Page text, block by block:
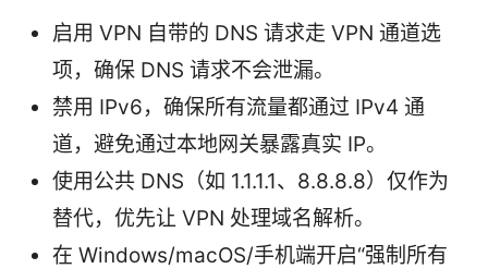
启用 VPN 自带的 DNS 请求走 VPN 通道选
项，确保 DNS 请求不会泄漏。
禁用 IPv6，确保所有流量都通过 IPv4 通
道，避免通过本地网关暴露真实 IP。
使用公共 DNS（如 1.1.1.1、8.8.8.8）仅作为
替代，优先让 VPN 处理域名解析。
在 Windows/macOS/手机端开启“强制所有